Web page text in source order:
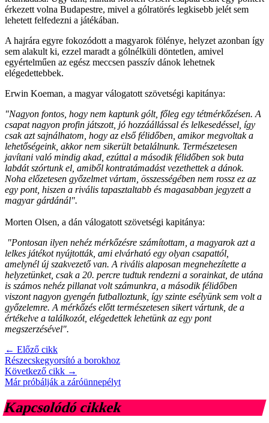
érkezett volna Budapestre, mivel a gólratörés legkisebb jelét sem
lehetett felfedezni a játékában.
A hajrára egyre fokozódott a magyarok fölénye, helyzet azonban így
sem alakult ki, ezzel maradt a gólnélküli döntetlen, amivel
egyértelműen az egész meccsen passzív dánok lehetnek
elégedettebbek.
Erwin Koeman, a magyar válogatott szövetségi kapitánya:
"Nagyon fontos, hogy nem kaptunk gólt, főleg egy tétmérkőzésen. A
csapat nagyon profin játszott, jó hozzáállással és lelkesedéssel, így
csak azt sajnálhatom, hogy az első félidőben, amikor megvoltak a
lehetőségeink, akkor nem sikerült betalálnunk. Természetesen
javítani való mindig akad, ezúttal a második félidőben sok buta
labdát szórtunk el, amiből kontratámadást vezethettek a dánok.
Noha előzetesen győzelmet vártam, összességében nem rossz ez az
egy pont, hiszen a rivális tapasztaltabb és magasabban jegyzett a
magyar gárdánál".
Morten Olsen, a dán válogatott szövetségi kapitánya:
"Pontosan ilyen nehéz mérkőzésre számítottam, a magyarok azt a
lelkes játékot nyújtották, ami elvárható egy olyan csapattól,
amelynél új szakvezető van. A rivális alaposan megnehezítette a
helyzetünket, csak a 20. percre tudtuk rendezni a sorainkat, de utána
is számos nehéz pillanat volt számunkra, a második félidőben
viszont nagyon gyengén futballoztunk, így szinte esélyünk sem volt a
győzelemre. A mérkőzés előtt természetesen sikert vártunk, de a
értékelve a találkozót, elégedettek lehetünk az egy pont
megszerzésével".
← Előző cikk
Részecskegyorsító a borokhoz
Következő cikk →
Már próbálják a záróünnepélyt
Kapcsolódó cikkek